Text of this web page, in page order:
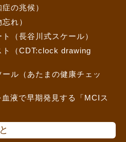
の兆候）
れ）
（長谷川式スケール）
ト（CDT:clock drawing
ル（あたまの健康チェッ
液で早期発見する「MCIス